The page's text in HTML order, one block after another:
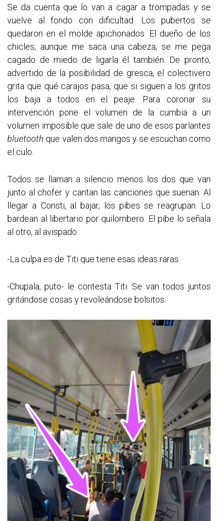
Se da cuenta que lo van a cagar a trompadas y se
vuelve al fondo con dificultad. Los pubertos se
quedaron en el molde apichonados. El dueño de los
chicles, aunque me saca una cabeza, se me pega
cagado de miedo de ligarla él también. De pronto,
advertido de la posibilidad de gresca, el colectivero
grita que qué carajos pasa, que si siguen a los gritos
los baja a todos en el peaje. Para coronar su
intervención pone el volumen de la cumbia a un
volumen imposible que sale de uno de esos parlantes
bluetooth que valen dos mangos y se escuchan como
el culo.
Todos se llaman a silencio menos los dos que van
junto al chofer y cantan las canciones que suenan. Al
llegar a Consti, al bajar, los pibes se reagrupan. Lo
bardean al libertario por quilombero. El pibe lo señala
al otro, al avispado.
-La culpa es de Titi que tiene esas ideas raras.
-Chupala, puto- le contesta Titi. Se van todos juntos
gritándose cosas y revoleándose bolsitos.